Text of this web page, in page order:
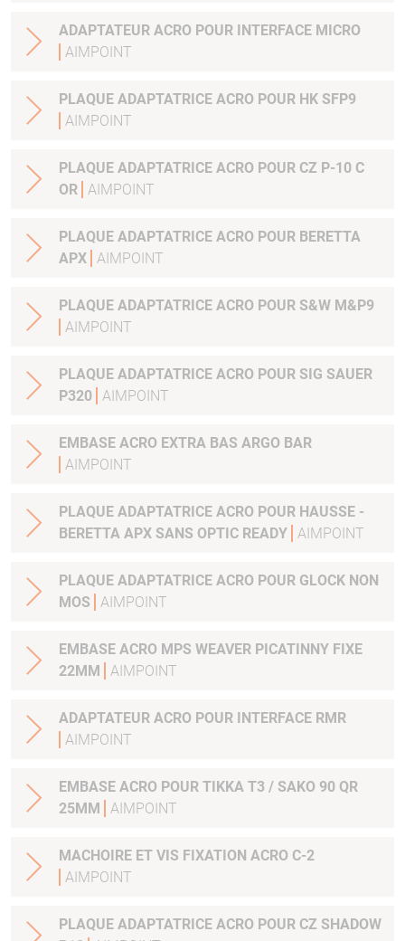
ADAPTATEUR ACRO POUR INTERFACE MICRO
AIMPOINT
PLAQUE ADAPTATRICE ACRO POUR HK SFP9
AIMPOINT
PLAQUE ADAPTATRICE ACRO POUR CZ P-10 C
OR AIMPOINT
PLAQUE ADAPTATRICE ACRO POUR BERETTA
APX AIMPOINT
PLAQUE ADAPTATRICE ACRO POUR S&W M&P9
AIMPOINT
PLAQUE ADAPTATRICE ACRO POUR SIG SAUER
P320 AIMPOINT
EMBASE ACRO EXTRA BAS ARGO BAR
AIMPOINT
PLAQUE ADAPTATRICE ACRO POUR HAUSSE -
BERETTA APX SANS OPTIC READY AIMPOINT
PLAQUE ADAPTATRICE ACRO POUR GLOCK NON
MOS
AIMPOINT
EMBASE ACRO MPS WEAVER PICATINNY FIXE
22MM
AIMPOINT
ADAPTATEUR ACRO POUR INTERFACE RMR
AIMPOINT
EMBASE ACRO POUR TIKKA T3 / SAKO 90 QR
25MM
AIMPOINT
MACHOIRE ET VIS FIXATION ACRO C-2
AIMPOINT
PLAQUE ADAPTATRICE ACRO POUR CZ SHADOW